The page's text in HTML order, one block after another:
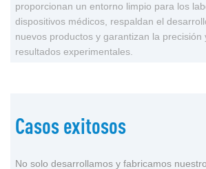
proporcionan un entorno limpio para los
dispositivos médicos, respaldan el
nuevos productos y garantizan la precisión
resultados experimentales.
Casos exitosos
No solo desarrollamos y fabricamos